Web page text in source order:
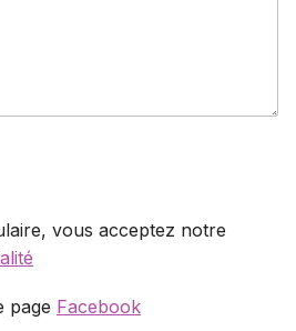
vous acceptez notre
page Facebook